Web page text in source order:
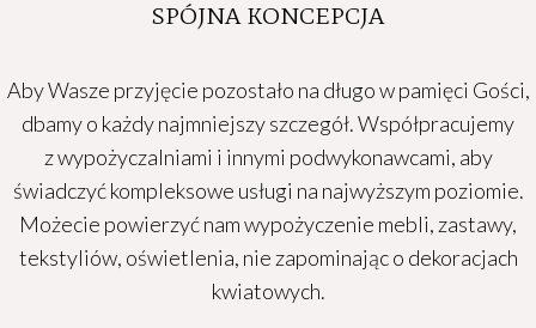
Aby Wasze przyjęcie pozostało na długo w pamięci Gości,
dbamy o każdy najmniejszy szczegół.Współpracujemy
z wypożyczalniami i innymi podwykonawcami, aby
świadczyć kompleksowe usługi na najwyższym poziomie.
Możecie powierzyć nam wypożyczenie mebli, zastawy,
tekstyliów, oświetlenia, nie zapominając o dekoracjach
kwiatowych.
SPÓJNA KONCEPCJA